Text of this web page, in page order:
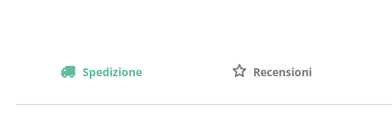
Spedizione Recensioni